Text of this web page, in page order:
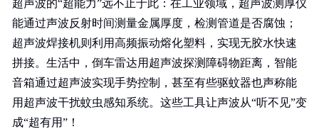
超声波的“超能力”远不止于此：在工业领域，超声波测厚仪
能通过声波反射时间测量金属厚度，检测管道是否腐蚀；
超声波焊接机则利用高频振动熔化塑料，实现无胶水快速
拼接。生活中，倒车雷达用超声波探测障碍物距离，智能
音箱通过超声波实现手势控制，甚至有些驱蚊器也声称能
用超声波干扰蚊虫感知系统。这些工具让声波从“听不见”变
成“超有用”！